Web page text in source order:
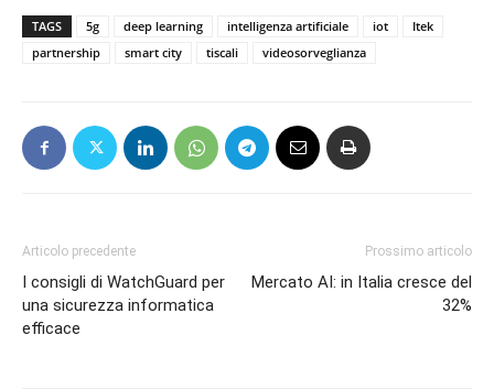
TAGS 5g deep learning intelligenza artificiale iot
Itek
partnership
smart city tiscali videosorveglianza
Articolo precedente
I consigli di WatchGuard per
una sicurezza informatica
efficace
Prossimo articolo
Mercato AI: in Italia cresce del
32%